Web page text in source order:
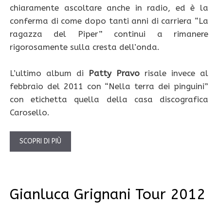
chiaramente ascoltare anche in radio, ed è la
conferma di come dopo tanti anni di carriera “La
ragazza del Piper” continui a rimanere
rigorosamente sulla cresta dell’onda.
L’ultimo album di Patty Pravo risale invece al
febbraio del 2011 con “Nella terra dei pinguini”
con etichetta quella della casa discografica
Carosello.
SCOPRI DI PIÙ
Gianluca Grignani Tour 2012